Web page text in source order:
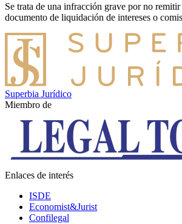
Se trata de una infracción grave por no remitir
documento de liquidación de intereses o
Superbia Jurídico
Miembro de
Enlaces de interés
ISDE
Economist&Jurist
Confilegal